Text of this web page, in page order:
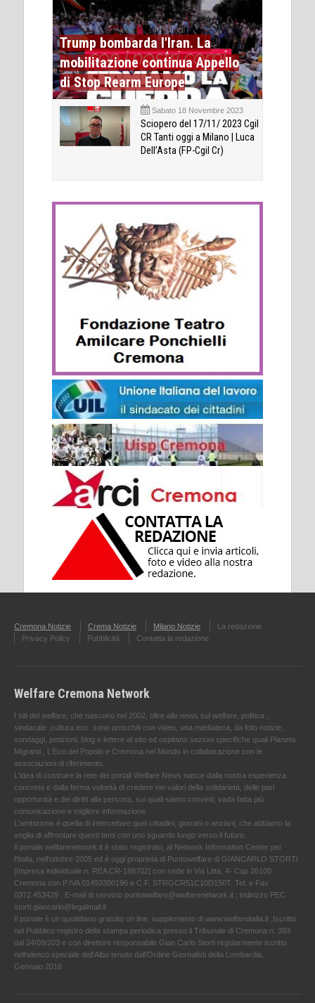
Trump bombarda l'Iran. La
mobilitazione continua Appello
di Stop Rearm Europe
Sabato 18 Novembre 2023
Sciopero del 17/11/ 2023 Cgil
CR Tanti oggi a Milano | Luca
Dell’Asta (FP-Cgil Cr)
Cremona Notizie Crema Notizie Milano Notizie
La redazione
Privacy Policy
Pubblicità Contatta la redazione
Welfare Cremona Network
I siti del welfare, che nascono nel 2002, oltre alle news sul welfare, politica ,
sindacale ,cultura ecc. sono arricchiti con video, una mediateca, da foto notizie,
sondaggi, petizioni, blog e lettere al sito ed ospitano sezioni specifiche quali Pianeta
Migranti , L'Eco del Popolo e Cremona nel Mondo in collaborazione con le
associazioni di riferimento.
L'idea di costruire la rete dei portali Welfare News nasce dalla nostra esperienza
concreta e dalla ferma volontà di credere nei valori della solidarietà, delle pari
opportunità e dei diritti alla persona, sui quali siamo convinti, vada fatta più
comunicazione e migliore informazione.
L'ambizione è quella di intercettare quei cittadini, giovani o anziani, che abbiamo la
voglia di affrontare questi temi con uno sguardo lungo verso il futuro.
Il portale welfarenetwork.it è stato registrato, al Network Information Center per
l'Italia, nell’ottobre 2005 ed è oggi proprietà di Puntowelfare di GIANCARLO STORTI
[Impresa individuale n. REA CR-188702] con sede in Via Litta, 4- Cap 26100
Cremona con P.IVA 01493300196 e C.F. STRGCR51C10D150T. Tel. e Fax
0372.453429 . E-mail di servizio puntowelfare@welfarenetwork.it ; indirizzo PEC
storti.giancarlo@legalmail.it
Il portale è un quotidiano gratuito on line, supplemento di www.welfareitalia.it ,Iscritto
nel Pubblico registro della stampa periodica presso il Tribunale di Cremona n. 393
dal 24/09/203 e con direttore responsabile Gian Carlo Storti regolarmente iscritto
nell’elenco speciale dell’Albo tenuto dall’Ordine Giornalisti della Lombardia.
Gennaio 2016